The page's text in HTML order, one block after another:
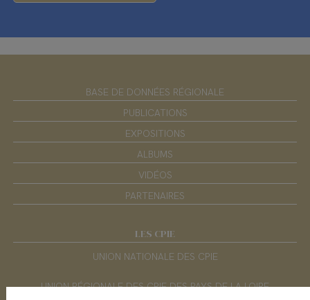
BASE DE DONNÉES RÉGIONALE
PUBLICATIONS
EXPOSITIONS
ALBUMS
VIDÉOS
PARTENAIRES
LES CPIE
UNION NATIONALE DES CPIE
UNION RÉGIONALE DES CPIE DES PAYS DE LA LOIRE